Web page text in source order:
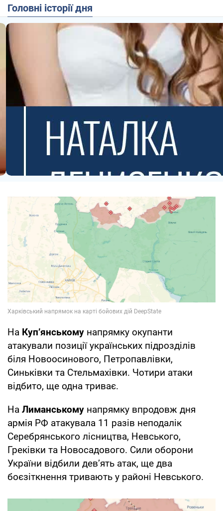
Головні історії дня
На Куп’янському напрямку окупанти
атакували позиції українських підрозділів
біля Новоосинового, Петропавлівки,
Синьківки та Стельмахівки. Чотири атаки
відбито, ще одна триває.
На Лиманському напрямку впродовж дня
армія РФ атакувала 11 разів неподалік
Серебрянського лісництва, Невського,
Греківки та Новосадового. Сили оборони
України відбили дев’ять атак, ще два
боєзіткнення тривають у районі Невського.